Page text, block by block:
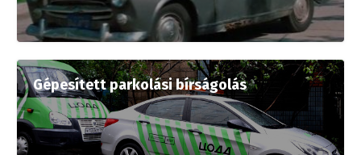
Gépesített parkolási bírságolás